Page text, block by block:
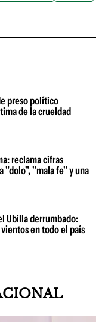
preso político
de la crueldad
reclama cifras
"dolo", "mala fe" y una
Ubilla derrumbado:
en todo el país